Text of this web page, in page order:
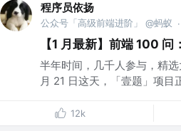
程序员依扬
公众号「高级前端进阶」 @蚂蚁 ·
【1 月最新】前端 100
半年时间，几千人参与，精
月 21 日这天，「壹题」项目
12k